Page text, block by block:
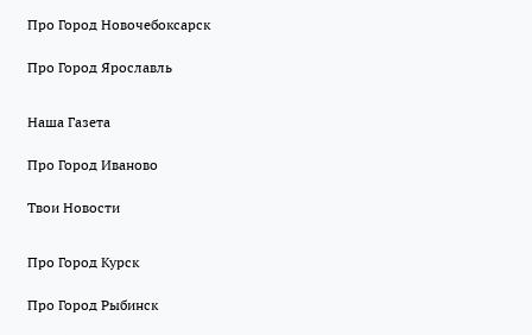
Про Город Новочебоксарск
Про Город Ярославль
Наша Газета
Про Город Иваново
Твои Новости
Про Город Курск
Про Город Рыбинск